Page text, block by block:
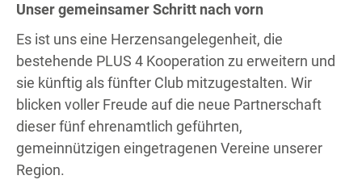
Unser gemeinsamer Schritt nach vorn
Es ist uns eine Herzensangelegenheit, die
bestehende PLUS 4 Kooperation zu erweitern und
sie künftig als fünfter Club mitzugestalten. Wir
blicken voller Freude auf die neue Partnerschaft
dieser fünf ehrenamtlich geführten,
gemeinnützigen eingetragenen Vereine unserer
Region.